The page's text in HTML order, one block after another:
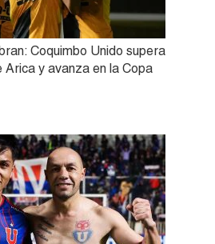
Coquimbo Unido supera
Arica y avanza en la Copa